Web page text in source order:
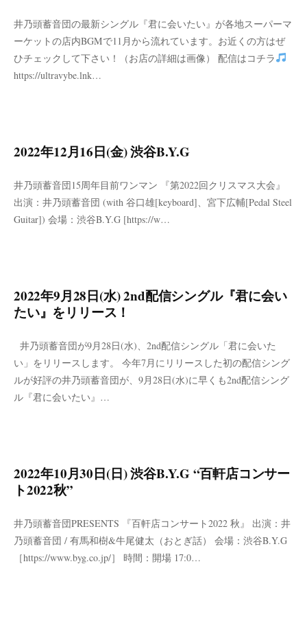
井乃頭蓄音団の最新シングル『君に会いたい』が各地スーパーマ
ーケットの店内BGMで11月から流れています。お近くの方はぜ
ひチェックして下さい！（お店の詳細は画像） 配信はコチラ
https://ultravybe.lnk…
2022年12月16日(金) 渋谷B.Y.G
井乃頭蓄音団15周年目前ワンマン 『第2022回クリスマス大会』
出演：井乃頭蓄音団 (with 谷口雄[keyboard]、宮下広輔[Pedal Steel
Guitar]) 会場：渋谷B.Y.G [https://w…
2022年9月28日(水) 2nd配信シングル『君に会い
たい』をリリース！
井乃頭蓄音団が9月28日(水)、2nd配信シングル「君に会いた
い」をリリースします。 今年7月にリリースした初の配信シング
ルが好評の井乃頭蓄音団が、9月28日(水)に早くも2nd配信シング
ル『君に会いたい』…
2022年10月30日(日) 渋谷B.Y.G “百軒店コンサー
ト2022秋”
井乃頭蓄音団PRESENTS 『百軒店コンサート2022 秋』 出演：井
乃頭蓄音団 / 有馬和樹&牛尾健太（おとぎ話） 会場：渋谷B.Y.G
［https://www.byg.co.jp/］ 時間：開場 17:0…